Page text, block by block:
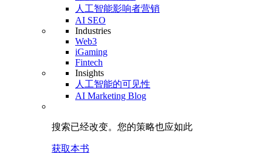
人工智能影响者营销
AI SEO
Industries
Web3
iGaming
Fintech
Insights
人工智能的可见性
AI Marketing Blog
搜索已经改变。 您的策略也应如此
获取本书